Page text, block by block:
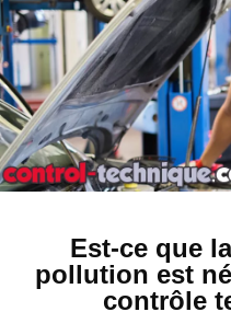
Est-ce que
pollution est
contrôle